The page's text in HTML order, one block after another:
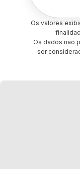
Os valores
Os dados não
ser